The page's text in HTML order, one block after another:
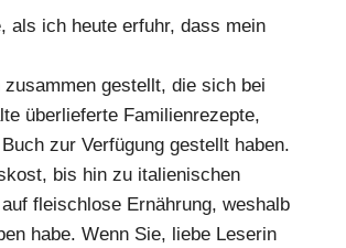
als ich heute erfuhr, dass mein
gestellt, die sich bei
überlieferte Familienrezepte,
zur Verfügung gestellt haben.
bis hin zu italienischen
fleischlose Ernährung, weshalb
habe. Wenn Sie, liebe Leserin